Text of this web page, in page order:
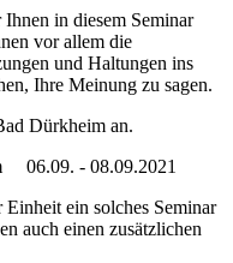
in diesem Seminar
vor allem die
und Haltungen ins
Ihre Meinung zu sagen.
Dürkheim an.
06.09. - 08.09.2021
ein solches Seminar
auch einen zusätzlichen